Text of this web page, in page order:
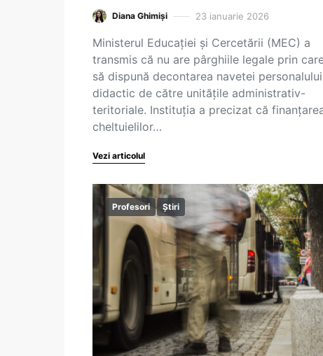
Diana Ghimiși 23 ianuarie 2026
Ministerul Educației și Cercetării (MEC) a
transmis că nu are pârghiile legale prin
să dispună decontarea navetei personalului
didactic de către unităţile administrativ-
teritoriale. Instituția a precizat că
cheltuielilor…
Vezi articolul
Profesori Știri